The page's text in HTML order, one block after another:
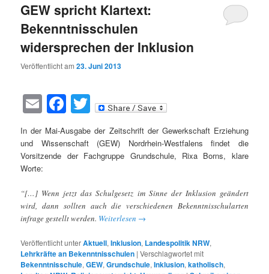
GEW spricht Klartext:
Bekenntnisschulen
widersprechen der Inklusion
Veröffentlicht am23. Juni 2013
EmailFacebook
Twitter
In der Mai-Ausgabe der Zeitschrift der Gewerkschaft Erziehung
und Wissenschaft (GEW) Nordrhein-Westfalens findet die
Vorsitzende der Fachgruppe Grundschule, Rixa Borns, klare
Worte:
“[…] Wenn jetzt das Schulgesetz im Sinne der Inklusion geändert
wird, dann sollten auch die verschiedenen Bekenntnisschularten
infrage gestellt werden. Weiterlesen →
Veröffentlicht unterAktuell,Inklusion, Landespolitik NRW,
Lehrkräfte an Bekenntnisschulen |Verschlagwortet mit
Bekenntnisschule,GEW,Grundschule,Inklusion,katholisch,